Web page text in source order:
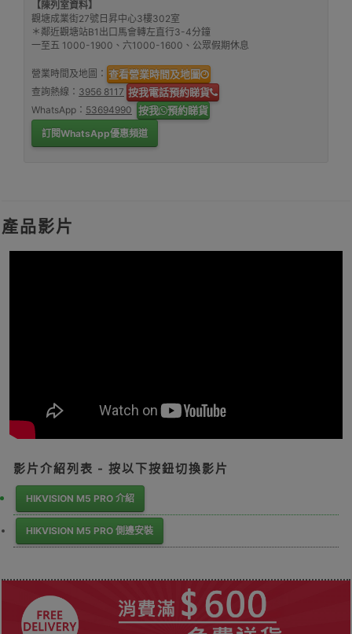
【陳列室資料】
觀塘成業街27號日昇中心3樓302室
＊鄰近觀塘站B1出口馬會轉左直行3-4分鐘
一至五 1000-1900、六1000-1600、公眾假期休息
營業時間及地圖： 查看營業時間及地圖
查詢熱線： 3956 8117 按我電話預約睇貨
WhatsApp： 53694990 按我 預約睇貨
訂閱WhatsApp優惠頻道
產品影片
影片介紹列表 - 按以下按鈕切換影片
HIKVISION M5 PRO 介紹
HIKVISION M5 PRO 側邊安裝